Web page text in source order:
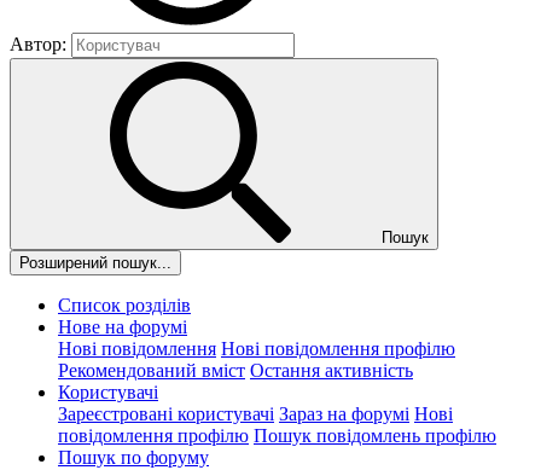
Автор:
Пошук
Розширений пошук...
Список розділів
Нове на форумі
Нові повідомлення Нові повідомлення профілю
Рекомендований вміст Остання активність
Користувачі
Зареєстровані користувачі Зараз на форумі Нові
повідомлення профілю Пошук повідомлень профілю
Пошук по форуму